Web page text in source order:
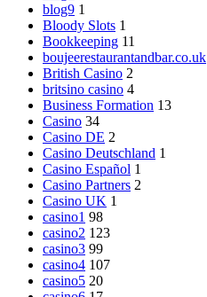
blog9 1
Bloody Slots 1
Bookkeeping 11
boujeerestaurantandbar.co.uk
British Casino 2
britsino casino 4
Business Formation 13
Casino 34
Casino DE 2
Casino Deutschland 1
Casino Español 1
Casino Partners 2
Casino UK 1
casino1 98
casino2 123
casino3 99
casino4 107
casino5 20